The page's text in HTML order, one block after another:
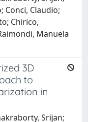
Conci, Claudio;
Chirico,
Manuela
3D
to
in
Srijan;